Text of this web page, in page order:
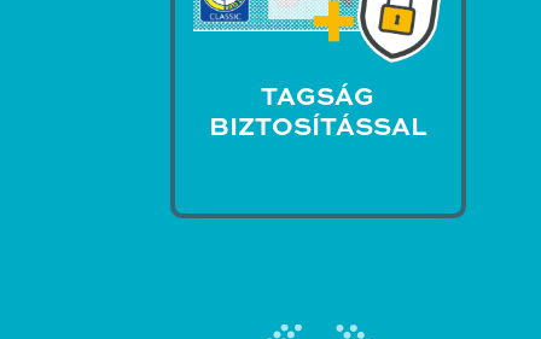
TAGSÁG
BIZTOSÍTÁSSAL